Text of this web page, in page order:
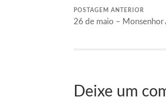
POSTAGEM ANTERIOR
26 de maio – Monsenhor
Deixe um